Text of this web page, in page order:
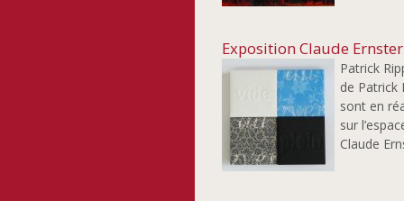
Exposition Claude
Patrick
de Patrick
sont en
sur
Claude